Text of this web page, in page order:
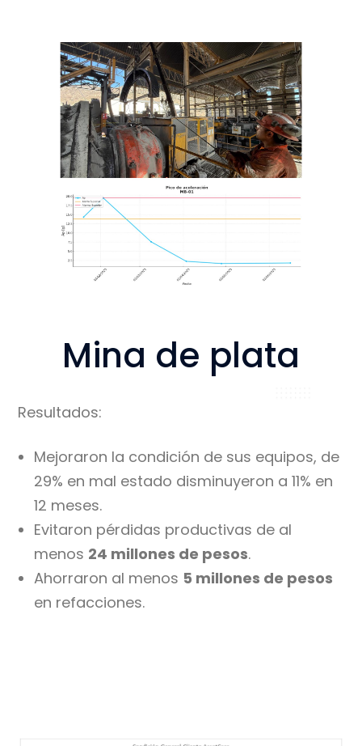
Mina de plata
Resultados:​
Mejoraron la condición de sus equipos, de
29% en mal estado disminuyeron a 11% en
12 meses.​
Evitaron pérdidas productivas de al
menos 24 millones de pesos.​
Ahorraron al menos 5 millones de pesos
en refacciones.